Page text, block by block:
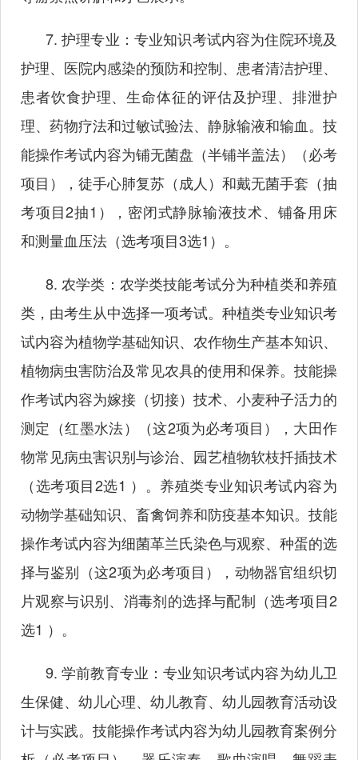
7. 护理专业：专业知识考试内容为住院环境及
护理、医院内感染的预防和控制、患者清洁护理、
患者饮食护理、生命体征的评估及护理、排泄护
理、药物疗法和过敏试验法、静脉输液和输血。技
能操作考试内容为铺无菌盘（半铺半盖法）（必考
项目），徒手心肺复苏（成人）和戴无菌手套（抽
考项目2抽1），密闭式静脉输液技术、铺备用床
和测量血压法（选考项目3选1）。
8. 农学类：农学类技能考试分为种植类和养殖
类，由考生从中选择一项考试。种植类专业知识考
试内容为植物学基础知识、农作物生产基本知识、
植物病虫害防治及常见农具的使用和保养。技能操
作考试内容为嫁接（切接）技术、小麦种子活力的
测定（红墨水法）（这2项为必考项目），大田作
物常见病虫害识别与诊治、园艺植物软枝扦插技术
（选考项目2选1 ）。养殖类专业知识考试内容为
动物学基础知识、畜禽饲养和防疫基本知识。技能
操作考试内容为细菌革兰氏染色与观察、种蛋的选
择与鉴别（这2项为必考项目），动物器官组织切
片观察与识别、消毒剂的选择与配制（选考项目2
选1 ）。
9. 学前教育专业：专业知识考试内容为幼儿卫
生保健、幼儿心理、幼儿教育、幼儿园教育活动设
计与实践。技能操作考试内容为幼儿园教育案例分